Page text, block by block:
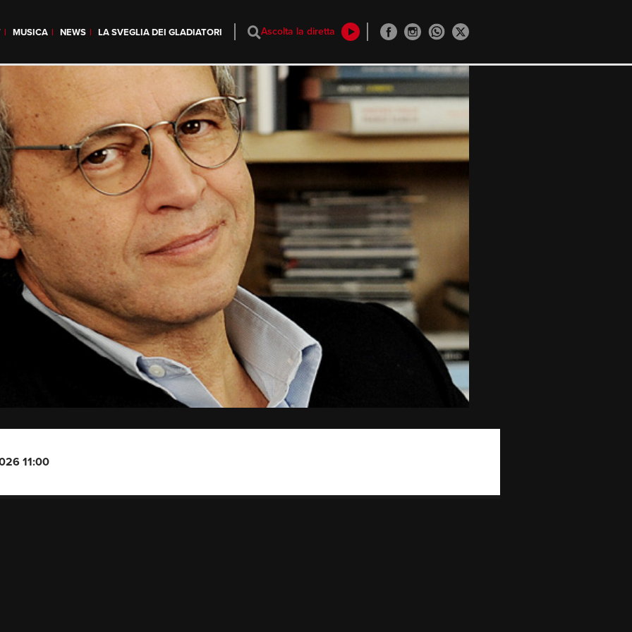
MUSICA NEWS LA SVEGLIA DEI GLADIATORI Ascolta la diretta
11:00